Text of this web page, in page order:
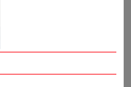
0900 0000 1071 5740 1
907, 4001 Basilea
dei dati